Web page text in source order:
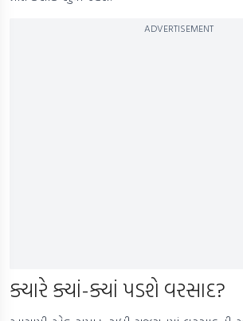
ADVERTISEMENT
ક્યારે ક્યાં-ક્યાં પડશે વરસાદ?